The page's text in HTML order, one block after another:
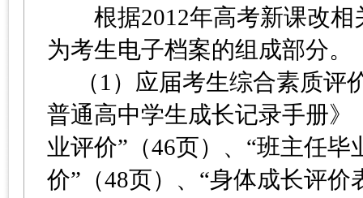
根据2012年高考新课改相
为考生电子档案的组成部分。
（1）应届考生综合素质评
普通高中学生成长记录手册》
业评价”（46页）、“班主任
价”（48页）、“身体成长评价